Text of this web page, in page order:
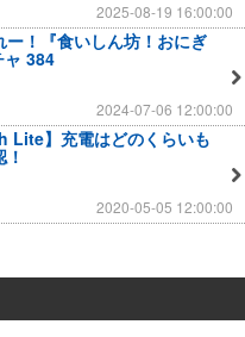
2025-08-19 16:00:00
ー！『食いしん坊！おにぎ
ャ 384
2024-07-06 12:00:00
Lite】充電はどのくらいも
2020-05-05 12:00:00